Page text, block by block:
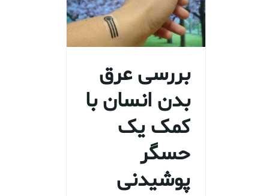
بررسی عرق
بدن انسان با
کمک یک
حسگر
پوشیدنی